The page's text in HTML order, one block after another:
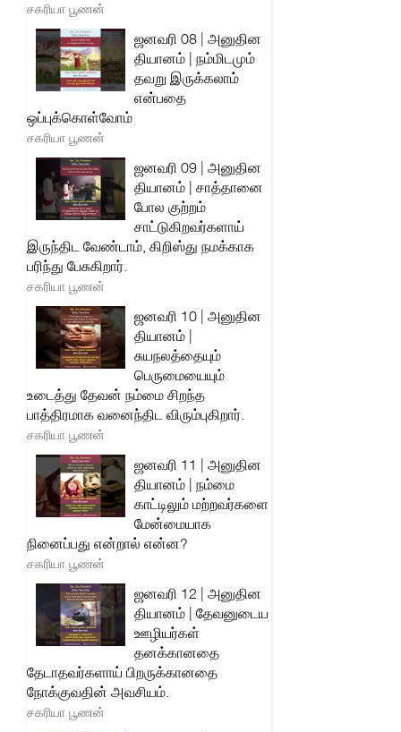
சகரியா பூணன்
ஜனவரி 08 | அனுதின
தியானம் | நம்மிடமும்
தவறு இருக்கலாம்
என்பதை
ஒப்புக்கொள்வோம்
சகரியா பூணன்
ஜனவரி 09 | அனுதின
தியானம் | சாத்தானை
போல குற்றம்
சாட்டுகிறவர்களாய்
இருந்திட வேண்டாம், கிறிஸ்து நமக்காக
பரிந்து பேசுகிறார்.
சகரியா பூணன்
ஜனவரி 10 | அனுதின
தியானம் |
சுயநலத்தையும்
பெருமையையும்
உடைத்து தேவன் நம்மை சிறந்த
பாத்திரமாக வனைந்திட விரும்புகிறார்.
சகரியா பூணன்
ஜனவரி 11 | அனுதின
தியானம் | நம்மை
காட்டிலும் மற்றவர்களை
மேன்மையாக
நினைப்பது என்றால் என்ன?
சகரியா பூணன்
ஜனவரி 12 | அனுதின
தியானம் | தேவனுடைய
ஊழியர்கள்
தனக்கானதை
தேடாதவர்களாய் பிறருக்கானதை
நோக்குவதின் அவசியம்.
சகரியா பூணன்